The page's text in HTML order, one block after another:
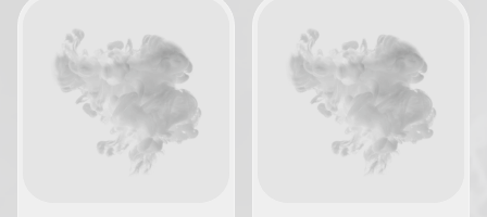
Kontakt oss Kontakt oss